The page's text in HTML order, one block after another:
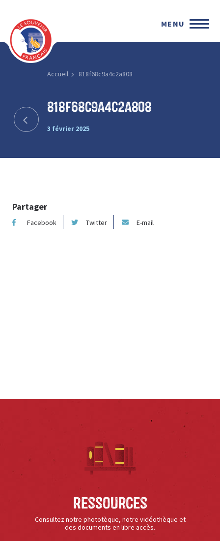
MENU
Accueil 818f68c9a4c2a808
818f68c9a4c2a808
3 février 2025
Partager
Facebook Twitter E-mail
Ressources
Consultez notre phototèque, notre vidéothèque et
des documents en libre accès.